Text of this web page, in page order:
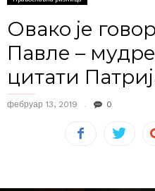
Овако је
Павле –
цитати
фебруар 13, 2019 0